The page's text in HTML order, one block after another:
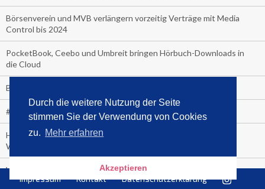
Durch die weitere Nutzung der Seite
stimmen Sie der Verwendung von Cookies
zu. Mehr erfahren
Akzeptieren
Börsenverein und MVB verlängern vorzeitig Verträge mit Media
Control bis 2024
PocketBook, Ceebo und Umbreit bringen Hörbuch-Downloads in
die Cloud
Bella Bella
#1-Bestseller: "Das ist Alpha!" von Kollegah
Hammer! "Fear: Trump in the White House" (auf Englisch) von
Watergate-Urgestein
Wie alt sind die TV-Zuschauer
Impressum Kontakt Datenschutzerklärung